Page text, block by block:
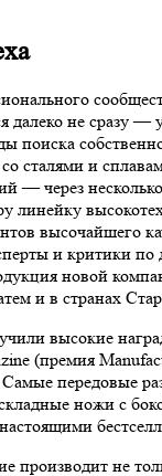
далеко не сразу —
поиска
сталями и
— через
линейку
высочайшего
и критики по
новой
и в странах
высокие
(премия
передовые
ножи с
производит не